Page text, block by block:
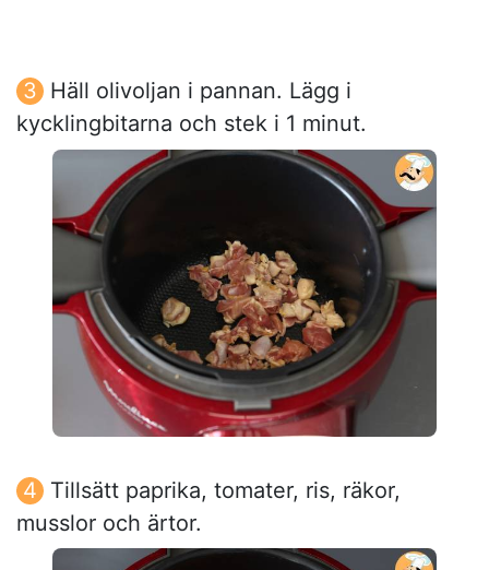
Häll olivoljan i pannan. Lägg i
kycklingbitarna och stek i 1 minut.
Tillsätt paprika, tomater, ris, räkor,
musslor och ärtor.